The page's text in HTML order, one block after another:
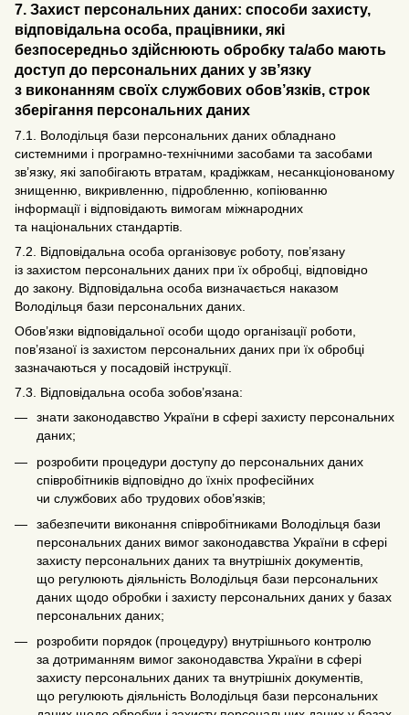
7. Захист персональних даних: способи захисту,
відповідальна особа, працівники, які
безпосередньо здійснюють обробку та/або мають
доступ до персональних даних у зв’язку
з виконанням своїх службових обов’язків, строк
зберігання персональних даних
7.1. Володільця бази персональних даних обладнано
системними і програмно-технічними засобами та засобами
зв’язку, які запобігають втратам, крадіжкам, несанкціонованому
знищенню, викривленню, підробленню, копіюванню
інформації і відповідають вимогам міжнародних
та національних стандартів.
7.2. Відповідальна особа організовує роботу, пов’язану
із захистом персональних даних при їх обробці, відповідно
до закону. Відповідальна особа визначається наказом
Володільця бази персональних даних.
Обов’язки відповідальної особи щодо організації роботи,
пов’язаної із захистом персональних даних при їх обробці
зазначаються у посадовій інструкції.
7.3. Відповідальна особа зобов’язана:
знати законодавство України в сфері захисту персональних
даних;
розробити процедури доступу до персональних даних
співробітників відповідно до їхніх професійних
чи службових або трудових обов’язків;
забезпечити виконання співробітниками Володільця бази
персональних даних вимог законодавства України в сфері
захисту персональних даних та внутрішніх документів,
що регулюють діяльність Володільця бази персональних
даних щодо обробки і захисту персональних даних у базах
персональних даних;
розробити порядок (процедуру) внутрішнього контролю
за дотриманням вимог законодавства України в сфері
захисту персональних даних та внутрішніх документів,
що регулюють діяльність Володільця бази персональних